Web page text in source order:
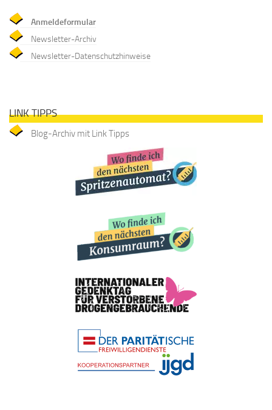
Anmeldeformular
Newsletter-Archiv
Newsletter-Datenschutzhinweise
LINK TIPPS
Blog-Archiv mit Link Tipps